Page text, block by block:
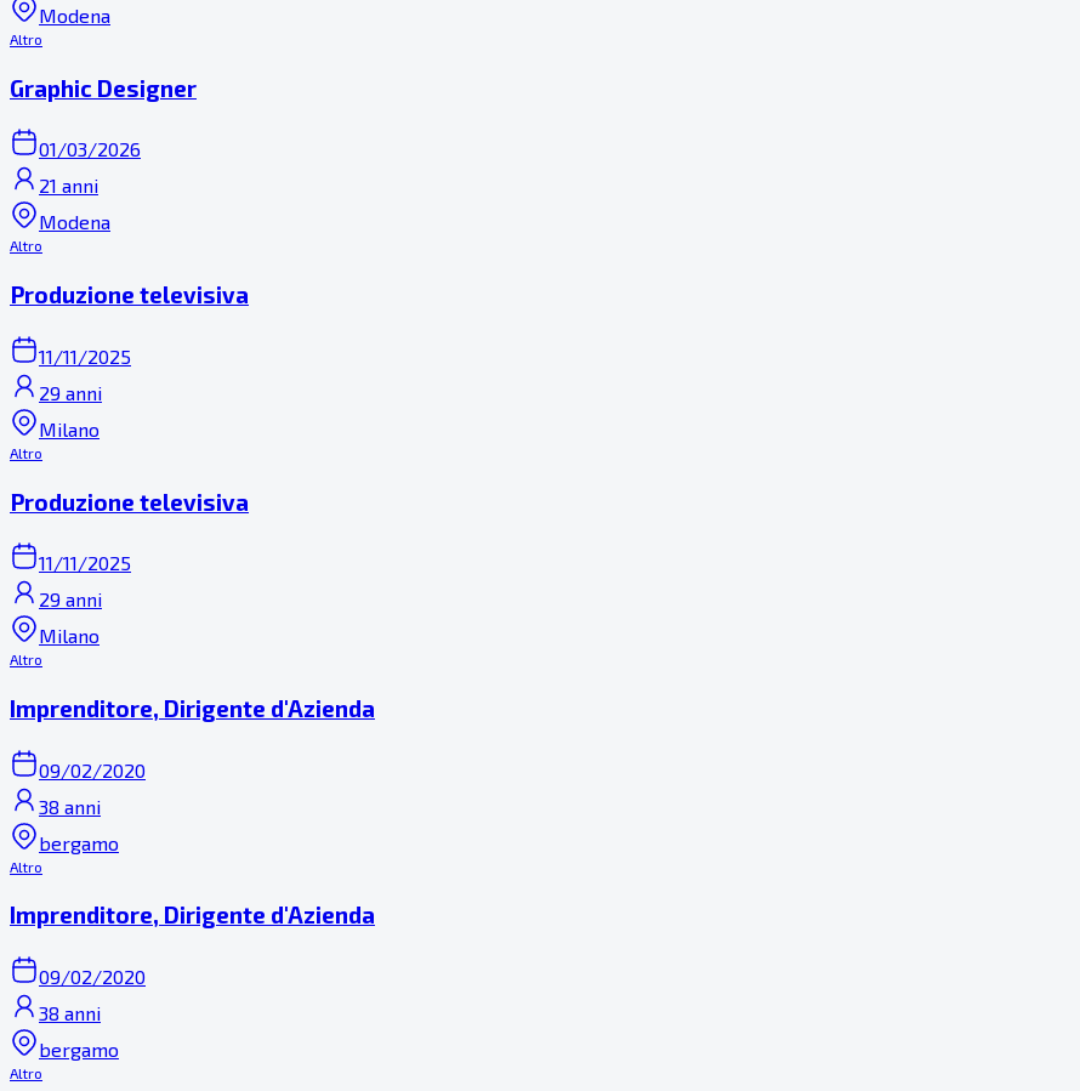
Modena
Altro
Graphic Designer
01/03/2026
21 anni
Modena
Altro
Produzione televisiva
11/11/2025
29 anni
Milano
Altro
Produzione televisiva
11/11/2025
29 anni
Milano
Altro
Imprenditore, Dirigente d'Azienda
09/02/2020
38 anni
bergamo
Altro
Imprenditore, Dirigente d'Azienda
09/02/2020
38 anni
bergamo
Altro